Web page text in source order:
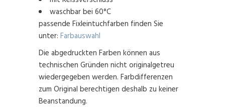
waschbar bei 60°C
passende Fixleintuchfarben finden Sie
unter:Farbauswahl
Die abgedruckten Farben können aus
technischen Gründen nicht originalgetreu
wiedergegeben werden. Farbdifferenzen
zum Original berechtigen deshalb zu keiner
Beanstandung.